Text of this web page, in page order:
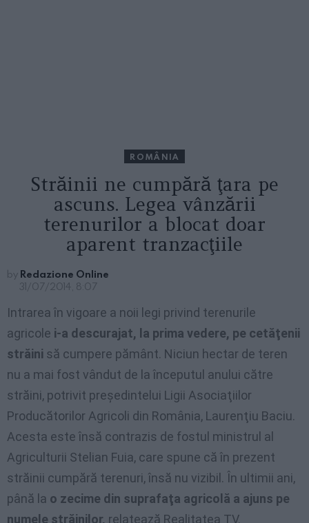
ROMÂNIA
Străinii ne cumpără ţara pe
ascuns. Legea vânzării
terenurilor a blocat doar
aparent tranzacţiile
by Redazione Online
31/07/2014, 8:07
Intrarea în vigoare a noii legi privind terenurile
agricole i-a descurajat, la prima vedere, pe cetăţenii
străini să cumpere pământ. Niciun hectar de teren
nu a mai fost vândut de la începutul anului către
străini, potrivit preşedintelui Ligii Asociaţiilor
Producătorilor Agricoli din România, Laurenţiu Baciu.
Acesta este însă contrazis de fostul ministrul al
Agriculturii Stelian Fuia, care spune că în prezent
străinii cumpără terenuri, însă nu vizibil. În ultimii ani,
până la o zecime din suprafaţa agricolă a ajuns pe
numele străinilor, relatează Realitatea TV.